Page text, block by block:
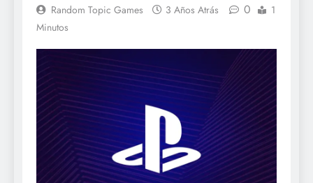
Random Topic Games 3 Años Atrás 0
1
Minutos